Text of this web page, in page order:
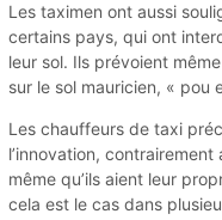
Les taximen ont aussi
certains pays, qui ont
leur sol. Ils prévoient
sur le sol mauricien, « pou
Les chauffeurs de taxi
l’innovation,
même qu’ils aient leur
cela est le cas dans